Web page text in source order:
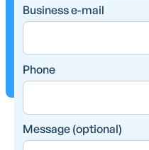
Business e-mail
Phone
Message (optional)